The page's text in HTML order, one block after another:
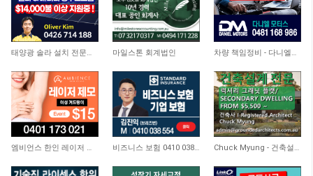
11,331 4,450
마일스톤 회계법인 4,715
3,648 3,704 비즈니스 보험 0410 038 554 9,211